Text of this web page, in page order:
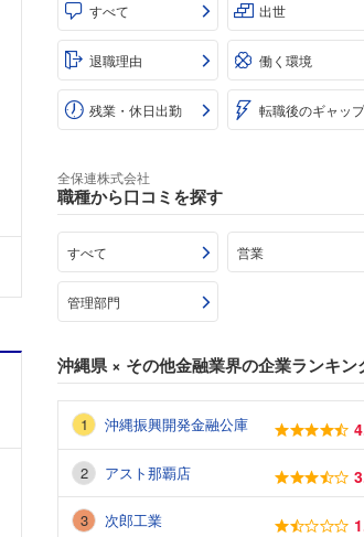
すべて 出世
退職理由 働く環境
残業・休日出勤 転職後のギャップ
全保連株式会社
職種から口コミを探す
すべて 営業
管理部門
沖縄県× その他金融業界の企業ランキン
沖縄振興開発金融公庫
アスト那覇店
次郎工業